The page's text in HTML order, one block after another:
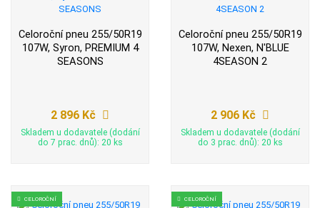
Celoroční pneu 255/50R19
107W, Syron, PREMIUM 4
SEASONS
2 896 Kč
Skladem u dodavatele (dodání
do 7 prac. dnů): 20 ks
Celoroční pneu 255/50R19
107W, Nexen, N'BLUE
4SEASON 2
2 906 Kč
Skladem u dodavatele (dodání
do 3 prac. dnů): 20 ks
CELOROČNÍ CELOROČNÍ